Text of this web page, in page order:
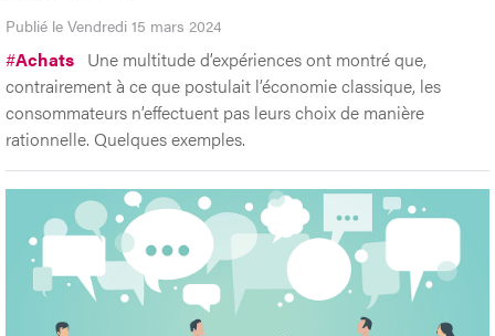
Publié le Vendredi 15 mars 2024
#Achats Une multitude d’expériences ont montré que,
contrairement à ce que postulait l’économie classique, les
consommateurs n’effectuent pas leurs choix de manière
rationnelle. Quelques exemples.